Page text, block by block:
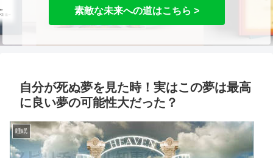
素敵な未来への道はこちら >
自分が死ぬ夢を見た時！実はこの夢は最高
に良い夢の可能性大だった？
睡眠